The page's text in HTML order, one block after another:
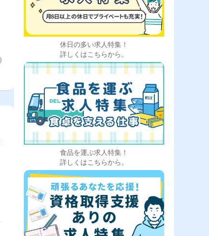
休日の多い求人特集！
詳しくはこちらから。
食品を運ぶ求人特集！
詳しくはこちらから。